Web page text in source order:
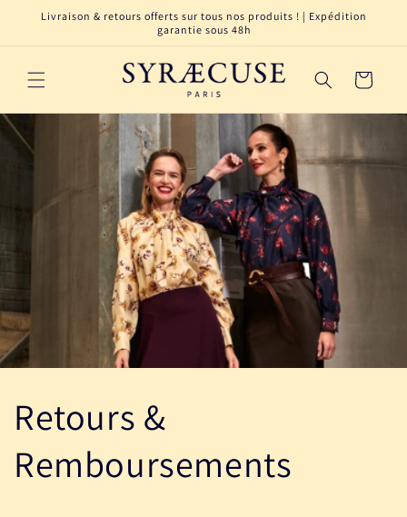
passer
Livraison & retours offerts sur tous nos produits ! | Expédition
garantie sous 48h
Panier
Retours &
Remboursements